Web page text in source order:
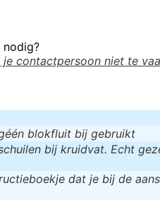
je contactpersoon niet te
blokfluit bij gebruikt
bij kruidvat. Echt
dat je bij de